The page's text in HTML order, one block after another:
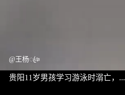
@王杨ꦿঞ
贵阳11岁男孩学习游泳时溺亡，...